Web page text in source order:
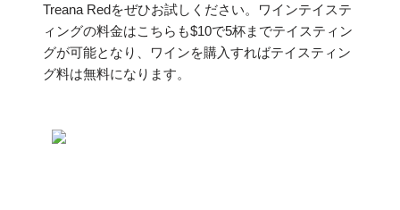
Treana Redをぜひお試しください。ワインテイステ
ィングの料金はこちらも$10で5杯までテイスティン
グが可能となり、ワインを購入すればテイスティン
グ料は無料になります。